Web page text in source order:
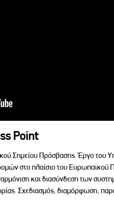
Point
Σημείου Πρόσβασης. Έργο του
στο πλαίσιο του Ευρωπαϊκού
και διασύνδεση των
Σχεδιασμός, διαμόρφωση,